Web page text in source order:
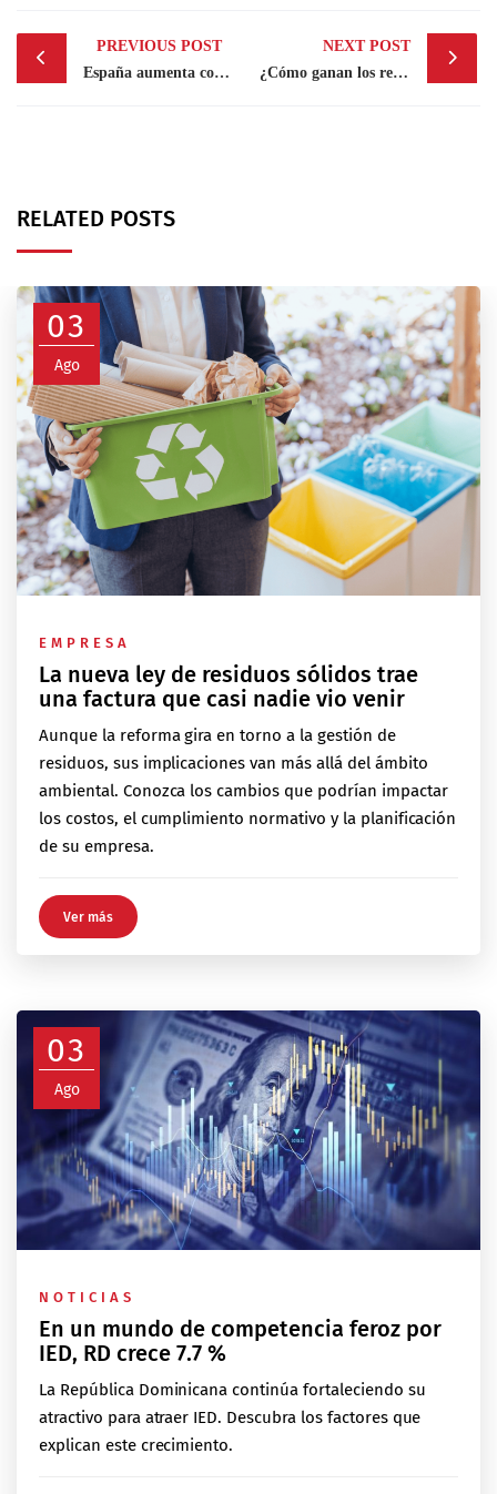
Post
navigation
PREVIOUS POST
España aumenta controles sanitarios en aeropuertos
NEXT POST
¿Cómo ganan los retailers la carrera del canal online?
RELATED POSTS
03
Ago
EMPRESA
La nueva ley de residuos sólidos trae
una factura que casi nadie vio venir
Aunque la reforma gira en torno a la gestión de
residuos, sus implicaciones van más allá del ámbito
ambiental. Conozca los cambios que podrían impactar
los costos, el cumplimiento normativo y la planificación
de su empresa.
Ver más
03
Ago
NOTICIAS
En un mundo de competencia feroz por
IED, RD crece 7.7 %
La República Dominicana continúa fortaleciendo su
atractivo para atraer IED. Descubra los factores que
explican este crecimiento.